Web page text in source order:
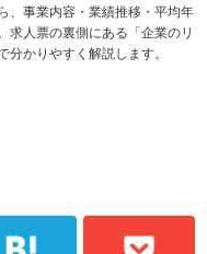
、事業内容・業績推移・平均年
求人票の裏側にある「企業のリ
かりやすく解説します。